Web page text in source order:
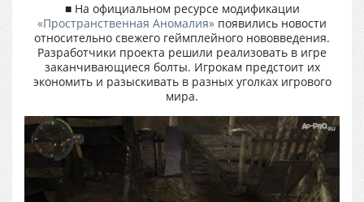
■ На официальном ресурсе модификации
«Пространственная Аномалия» появились новости
относительно свежего геймплейного нововведения.
Разработчики проекта решили реализовать в игре
заканчивающиеся болты. Игрокам предстоит их
экономить и разыскивать в разных уголках игрового
мира.